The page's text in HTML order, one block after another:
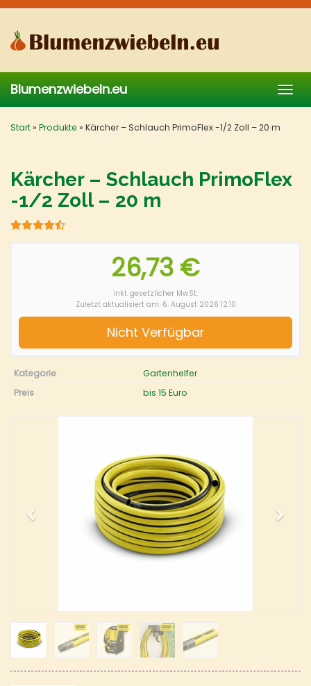
Skip
main
content
Blumenzwiebeln.eu
Start» Produkte » Kärcher – Schlauch PrimoFlex -1/2 Zoll – 20 m
Kärcher – Schlauch PrimoFlex
-1/2 Zoll – 20 m
26,73 €
inkl. gesetzlicher MwSt.
Zuletzt aktualisiert am: 6. August 2026 12:10
Nicht Verfügbar
Kategorie
Gartenhelfer
Preis
bis 15 Euro